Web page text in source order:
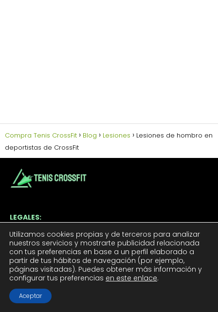
Compra Tenis CrossFit Blog Lesiones
Lesiones de hombro en
deportistas de CrossFit
LEGALES:
Aviso Legal
Política de Cookies
Política de Privacidad
Contacto
TUS TENIS CROSSFIT:
Utilizamos cookies propias y de terceros para analizar
nuestros servicios y mostrarte publicidad relacionada
con tus preferencias en base a un perfil elaborado a
partir de tus hábitos de navegación (por ejemplo,
páginas visitadas). Puedes obtener más información y
configurar tus preferencias en este enlace.
Aceptar